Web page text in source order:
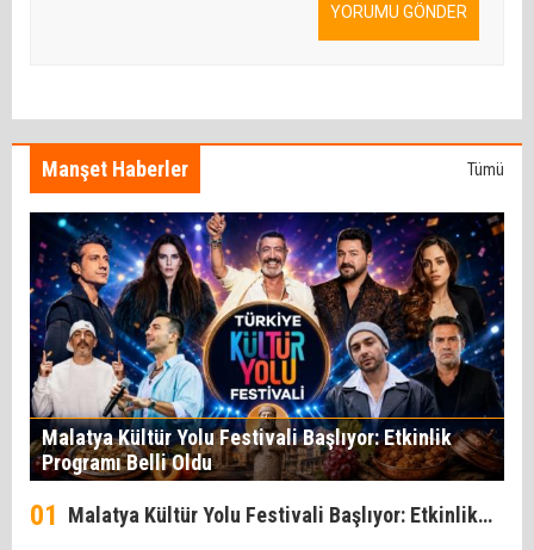
YORUMU GÖNDER
Manşet Haberler Tümü
Malatya Kültür Yolu Festivali Başlıyor: Etkinlik
Programı Belli Oldu
01 Malatya Kültür Yolu Festivali Başlıyor: Etkinlik